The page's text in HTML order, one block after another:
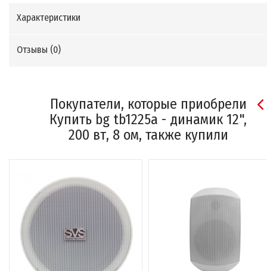
Характеристики
Отзывы (0)
Покупатели, которые приобрели
Купить bg tb1225a - динамик 12",
200 вт, 8 ом, также купили